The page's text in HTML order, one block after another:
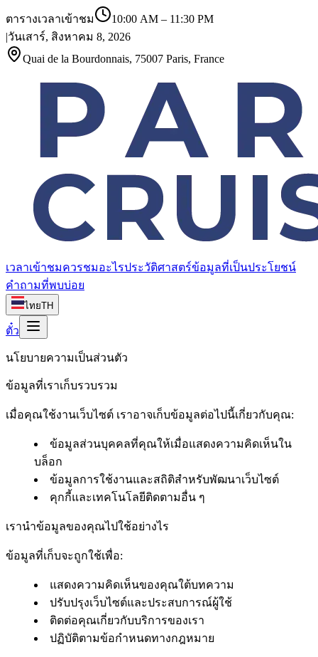
ตารางเวลาเข้าชม 10:00 AM – 11:30 PM
|วันเสาร์, สิงหาคม 8, 2026
Quai de la Bourdonnais, 75007 Paris, France
เวลาเข้าชมควรชมอะไรประวัติศาสตร์ข้อมูลที่เป็นประโยชน์
คำถามที่พบบ่อย
ไทยTH
ตั๋ว
นโยบายความเป็นส่วนตัว
ข้อมูลที่เราเก็บรวบรวม
เมื่อคุณใช้งานเว็บไซต์ เราอาจเก็บข้อมูลต่อไปนี้เกี่ยวกับคุณ:
ข้อมูลส่วนบุคคลที่คุณให้เมื่อแสดงความคิดเห็นใน
บล็อก
ข้อมูลการใช้งานและสถิติสำหรับพัฒนาเว็บไซต์
คุกกี้และเทคโนโลยีติดตามอื่น ๆ
เรานำข้อมูลของคุณไปใช้อย่างไร
ข้อมูลที่เก็บจะถูกใช้เพื่อ:
แสดงความคิดเห็นของคุณใต้บทความ
ปรับปรุงเว็บไซต์และประสบการณ์ผู้ใช้
ติดต่อคุณเกี่ยวกับบริการของเรา
ปฏิบัติตามข้อกำหนดทางกฎหมาย